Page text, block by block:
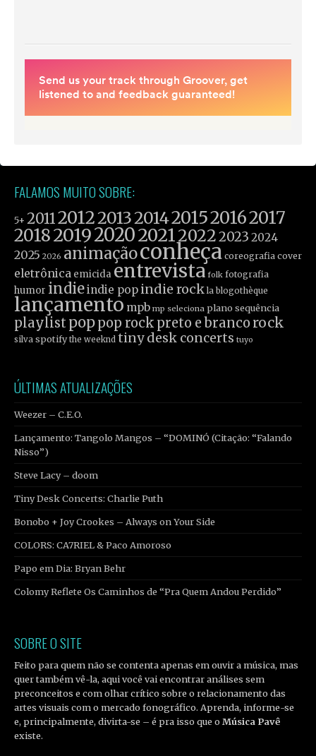
FALAMOS MUITO SOBRE:
5+ 2011201220132014201520162017
201820192020202120222023 2024
2025 2026 animaçãoconheça coreografia cover
eletrônica emicida entrevista folk fotografia
humor indieindie pop indie rock la blogothèque
lançamento mpb mp seleciona plano sequência
playlist poppop rock preto e branco rock
silva spotify the weeknd tiny desk concerts tuyo
ÚLTIMAS ATUALIZAÇÕES
Weezer – C.E.O.
Lançamento: Tangolo Mangos – “DOMINÓ (Citação: “Falando
Nisso”)
Steve Lacy – doom
Tiny Desk Concerts: Charlie Puth
Bonobo + Joy Crookes – Always on Your Side
COLORS: CA7RIEL & Paco Amoroso
Papo em Dia: Bryan Behr
Colomy Reflete Os Caminhos de “Pra Quem Andou Perdido”
SOBRE O SITE
Feito para quem não se contenta apenas em ouvir a música, mas
quer também vê-la, aqui você vai encontrar análises sem
preconceitos e com olhar crítico sobre o relacionamento das
artes visuais com o mercado fonográfico. Aprenda, informe-se
e, principalmente, divirta-se – é pra isso que oMúsica Pavê
existe.